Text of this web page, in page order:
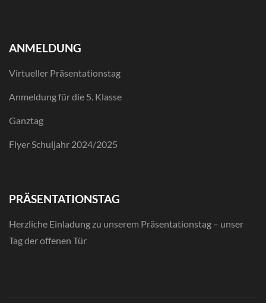
ANMELDUNG
Virtueller Präsentationstag
Anmeldung für die 5. Klasse
Ganztag
Flyer Schuljahr 2024/2025
PRÄSENTATIONSTAG
Herzliche Einladung zu unserem Präsentationstag – unser
Tag der offenen Tür